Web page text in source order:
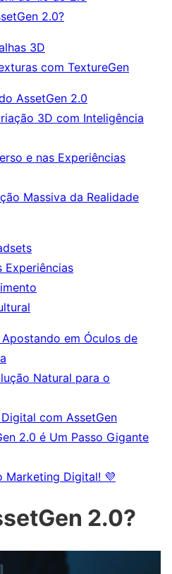
2.0?
3D
com TextureGen
AssetGen 2.0
3D com Inteligência
e nas Experiências
Massiva da Realidade
Experiências
em Óculos de
Natural para o
com AssetGen
2.0 é Um Passo Gigante
Marketing Digital! 💜
2.0?